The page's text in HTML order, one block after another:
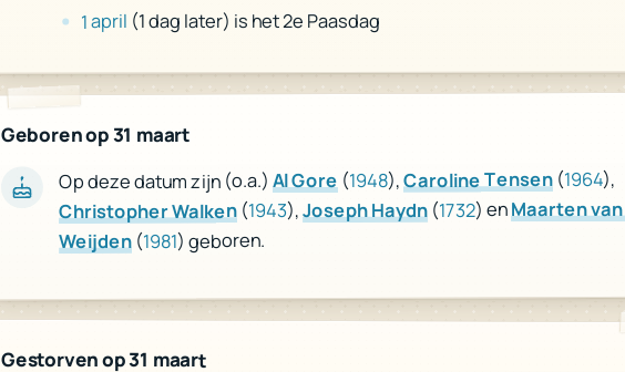
1 april (1 dag later) is het 2e Paasdag
Geboren op 31 maart
Op deze datum zijn (o.a.) Al Gore (1948),Caroline Tensen(1964),
Christopher Walken (1943),Joseph Haydn (1732) enMaarten
Weijden (1981) geboren.
Gestorven op 31 maart